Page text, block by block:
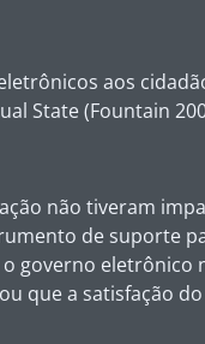
aos
State (Fountain
não tiveram
de suporte
eletrônico
que a satisfação